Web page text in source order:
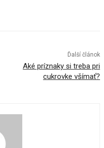
Ďalší článok
Aké príznaky si treba pri
cukrovke všímať?